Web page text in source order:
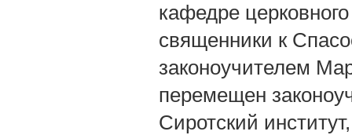
кафедре
священники к
законоучителем
перемещен
Сиротский